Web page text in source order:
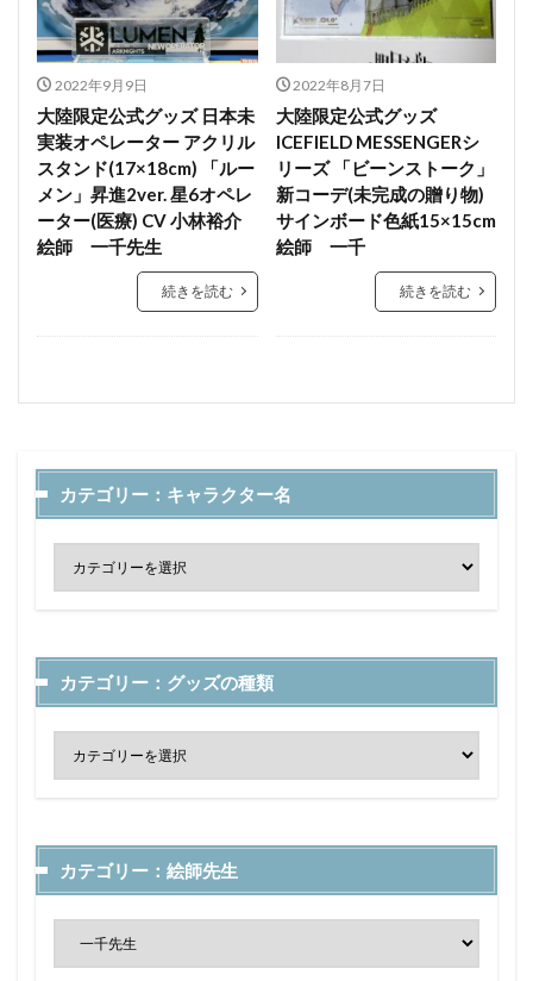
2022年9月9日
大陸限定公式グッズ 日本未
実装オペレーター アクリル
スタンド(17×18cm) 「ルー
メン」昇進2ver. 星6オペレ
ーター(医療) CV 小林裕介
絵師 一千先生
続きを読む
2022年8月7日
大陸限定公式グッズ
ICEFIELD MESSENGERシ
リーズ 「ビーンストーク」
新コーデ(未完成の贈り物)
サインボード色紙15×15cm
絵師 一千
続きを読む
カテゴリー：キャラクター名
カテゴリー：グッズの種類
カテゴリー：絵師先生